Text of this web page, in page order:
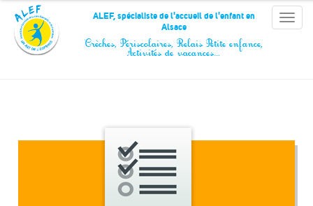
Panneau de gestion des cookies
Toggle
ALEF, spécialiste de l'accueil de l'enfant en
Alsace
Crèches, Périscolaires, Relais Petite enfance,
Activités de vacances…